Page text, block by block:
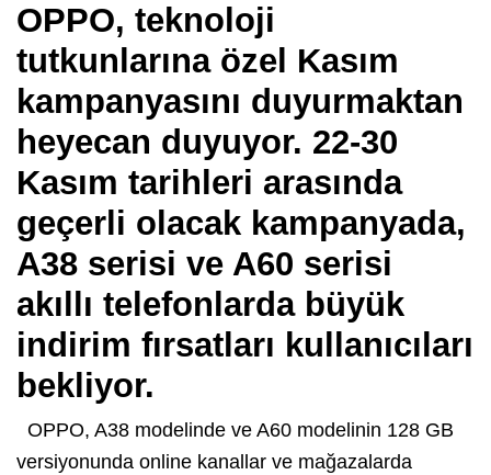
OPPO, teknoloji
tutkunlarına özel Kasım
kampanyasını duyurmaktan
heyecan duyuyor. 22-30
Kasım tarihleri arasında
geçerli olacak kampanyada,
A38 serisi ve A60 serisi
akıllı telefonlarda büyük
indirim fırsatları kullanıcıları
bekliyor.
OPPO, A38 modelinde ve A60 modelinin 128 GB
versiyonunda online kanallar ve mağazalarda